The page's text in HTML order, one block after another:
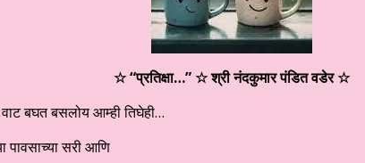
☆ “प्रतिक्षा…” ☆ श्री नंदकुमार पंडित वडेर ☆
बघत बसलोय आम्ही तिघेही…
पावसाच्या सरी आणि